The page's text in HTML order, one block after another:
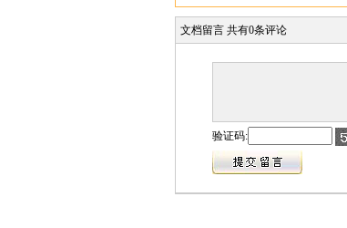
文档留言 共有0条评论
验证码: